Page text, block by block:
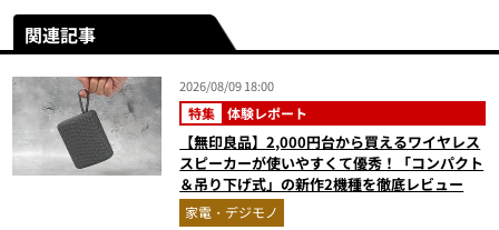
関連記事
2026/08/09 18:00
特集 体験レポート
【無印良品】2,000円台から買えるワイヤレス
スピーカーが使いやすくて優秀！「コンパクト
＆吊り下げ式」の新作2機種を徹底レビュー
家電・デジモノ